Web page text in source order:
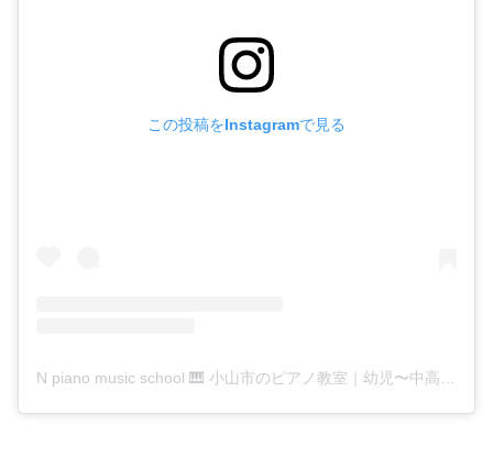
この投稿をInstagramで見る